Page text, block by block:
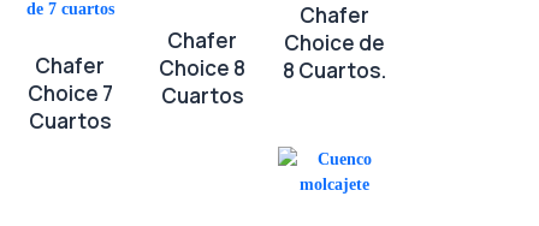
Chafer
Choice 7
Cuartos
Chafer
Choice 8
Cuartos
Chafer
Choice de
8 Cuartos.